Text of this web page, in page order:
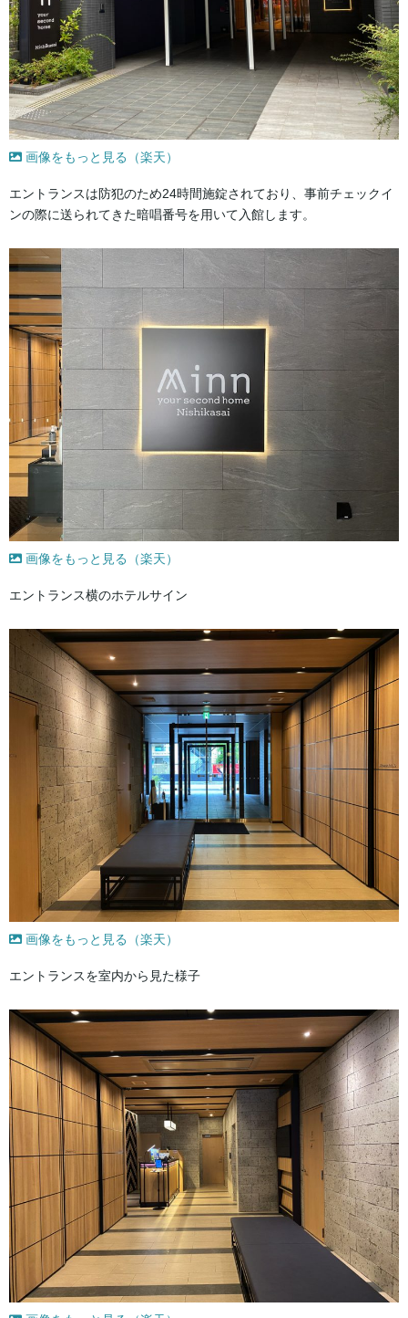
画像をもっと見る（楽天）
エントランスは防犯のため24時間施錠されており、事前チェックイ
ンの際に送られてきた暗唱番号を用いて入館します。
画像をもっと見る（楽天）
エントランス横のホテルサイン
画像をもっと見る（楽天）
エントランスを室内から見た様子